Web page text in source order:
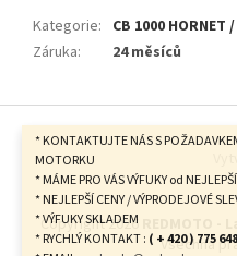
* KONTAKTUJTE NÁS S
MOTORKU
* MÁME PRO VÁS VÝFUKY od
* NEJLEPŠÍ CENY / VÝPRODEJOVÉ
* VÝFUKY SKLADEM
* RYCHLÝ KONTAKT : ( + 420 ) 775
Kategorie: CB 1000 HORNET
Záruka: 24 měsíců
Copyright 2026
Všechna